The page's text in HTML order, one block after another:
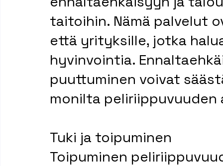
taitoihin. Nämä palvelut
että yrityksille, jotka
hyvinvointia.
puuttuminen voivat
monilta
Tuki ja toipuminen
Toipuminen